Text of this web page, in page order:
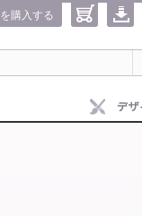
購入する